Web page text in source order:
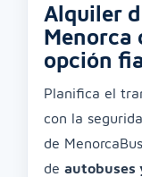
Alquiler
Menorca
opción
Planifica el
con la
de
de autobuses